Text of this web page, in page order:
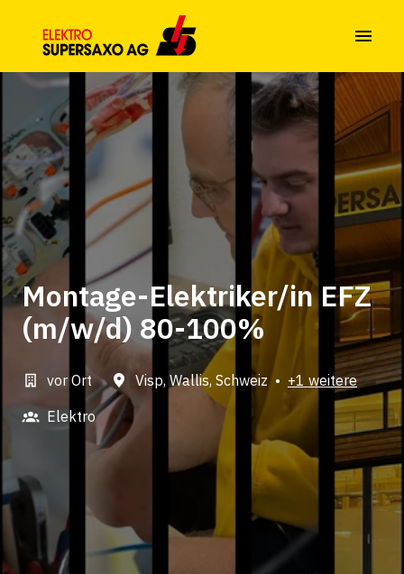
springenStartseite
Montage-Elektriker/in EFZ
(m/w/d) 80-100%
vor Ort Visp, Wallis, Schweiz • +1 weitere
Elektro